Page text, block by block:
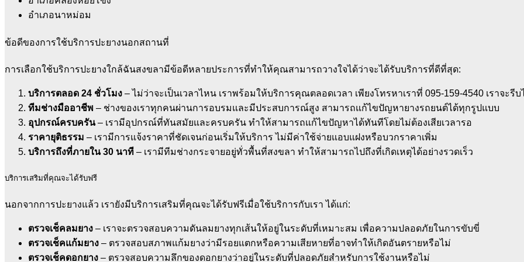
อำเภอนาหม่อม
ข้อดีของการใช้บริการปะยางนอกสถานที่
การเลือกใช้บริการปะยางใกล้ฉันสงขลามีข้อดีหลายประการที่ทำให้คุณสามารถวางใจได้ว่าจะได้รับบริการที่ดีที่สุด:
บริการตลอด 24 ชั่วโมง – ไม่ว่าจะเป็นเวลาไหน เราพร้อมให้บริการคุณตลอดเวลา เพียงโทรหาเราที่ 095-159-4540 เราจะรี
ทีมช่างมืออาชีพ – ช่างของเราทุกคนผ่านการอบรมและมีประสบการณ์สูง สามารถแก้ไขปัญหายางรถยนต์ได้ทุกรูปแบบ
อุปกรณ์ครบครัน– เรามีอุปกรณ์ที่ทันสมัยและครบครัน ทำให้สามารถแก้ไขปัญหาได้ทันทีโดยไม่ต้องเสียเวลารอ
ราคายุติธรรม – เรามีการแจ้งราคาที่ชัดเจนก่อนเริ่มให้บริการ ไม่มีค่าใช้จ่ายแอบแฝงหรือบวกราคาเพิ่ม
บริการถึงที่ภายใน 30 นาที – เรามีทีมช่างกระจายอยู่ทั่วพื้นที่สงขลา ทำให้สามารถไปถึงที่เกิดเหตุได้อย่างรวดเร็ว
บริการเสริมที่คุณจะได้รับฟรี
นอกจากการปะยางแล้ว เรายังมีบริการเสริมที่คุณจะได้รับฟรีเมื่อใช้บริการกับเรา ได้แก่:
ตรวจเช็คลมยาง – เราจะตรวจสอบความดันลมยางทุกเส้นให้อยู่ในระดับที่เหมาะสม เพื่อความปลอดภัยในการขับขี่
ตรวจเช็คแก้มยาง – ตรวจสอบสภาพแก้มยางว่ามีรอยแตกหรือความเสียหายที่อาจทำให้เกิดอันตรายหรือไม่
ตรวจเช็คดอกยาง – ตรวจสอบความลึกของดอกยางว่าอยู่ในระดับที่ปลอดภัยสำหรับการใช้งานหรือไม่